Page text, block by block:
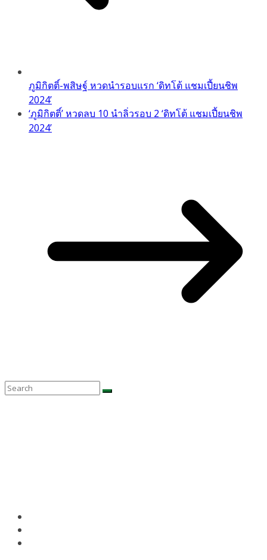
ภูมิกิตติ์-พสิษฐ์ หวดนำรอบแรก ‘ดิทโต้ แชมเปี้ยนชิพ
2024’
‘ภูมิกิตติ์’ หวดลบ 10 นำลิ่วรอบ 2 ‘ดิทโต้ แชมเปี้ยนชิพ
2024’